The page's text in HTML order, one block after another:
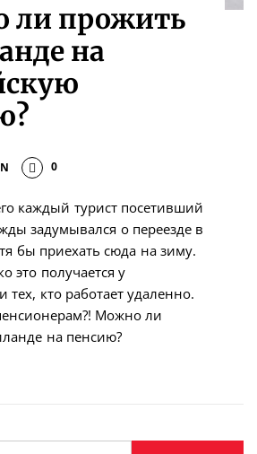
ли прожить
на
0
каждый турист посетивший
задумывался о переезде в
бы приехать сюда на зиму.
это получается у
тех, кто работает удаленно.
Можно ли
на пенсию?